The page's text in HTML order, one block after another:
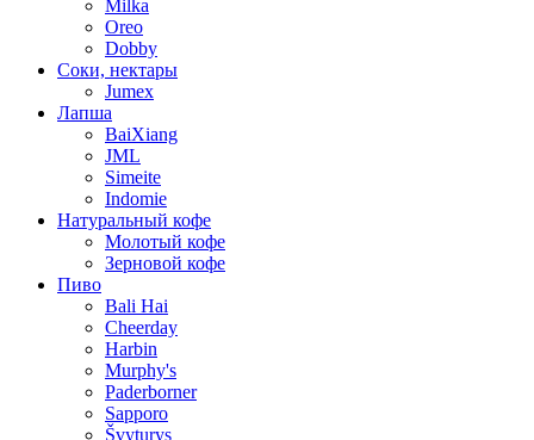
Milka
Oreo
Dobby
Соки, нектары
Jumex
Лапша
BaiXiang
JML
Simeite
Indomie
Натуральный кофе
Молотый кофе
Зерновой кофе
Пиво
Bali Hai
Cheerday
Harbin
Murphy's
Paderborner
Sapporo
Švyturys